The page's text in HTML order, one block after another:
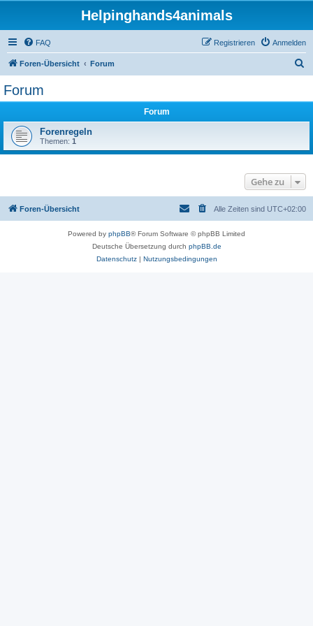
Helpinghands4animals
FAQ Anmelden
Registrieren
Foren-Übersicht Forum
Forum
Forum
Forenregeln
Themen: 1
Gehe zu
Foren-Übersicht Alle Zeiten sind UTC+02:00
Powered by phpBB® Forum Software © phpBB Limited
Deutsche Übersetzung durch phpBB.de
Datenschutz| Nutzungsbedingungen